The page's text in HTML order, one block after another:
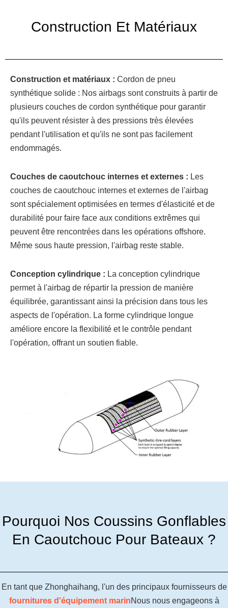
Construction Et Matériaux
Construction et matériaux : Cordon de pneu
synthétique solide : Nos airbags sont construits à partir de
plusieurs couches de cordon synthétique pour garantir
qu'ils peuvent résister à des pressions très élevées
pendant l'utilisation et qu'ils ne sont pas facilement
endommagés.
Couches de caoutchouc internes et externes : Les
couches de caoutchouc internes et externes de l'airbag
sont spécialement optimisées en termes d'élasticité et de
durabilité pour faire face aux conditions extrêmes qui
peuvent être rencontrées dans les opérations offshore.
Même sous haute pression, l'airbag reste stable.
Conception cylindrique : La conception cylindrique
permet à l'airbag de répartir la pression de manière
équilibrée, garantissant ainsi la précision dans tous les
aspects de l'opération. La forme cylindrique longue
améliore encore la flexibilité et le contrôle pendant
l'opération, offrant un soutien fiable.
Pourquoi Nos Coussins Gonflables
En Caoutchouc Pour Bateaux ?
En tant que Zhonghaihang, l'un des principaux fournisseurs de
fournitures d'équipement marinNous nous engageons à